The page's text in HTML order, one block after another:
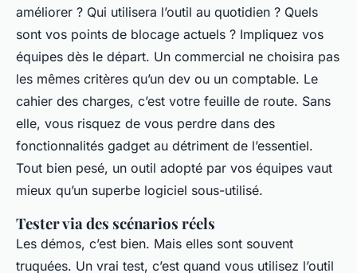
améliorer ? Qui utilisera l’outil au quotidien ? Quels
sont vos points de blocage actuels ? Impliquez vos
équipes dès le départ. Un commercial ne choisira pas
les mêmes critères qu’un dev ou un comptable. Le
cahier des charges, c’est votre feuille de route. Sans
elle, vous risquez de vous perdre dans des
fonctionnalités gadget au détriment de l’essentiel.
Tout bien pesé, un outil adopté par vos équipes vaut
mieux qu’un superbe logiciel sous-utilisé.
Tester via des scénarios réels
Les démos, c’est bien. Mais elles sont souvent
truquées. Un vrai test, c’est quand vous utilisez l’outil